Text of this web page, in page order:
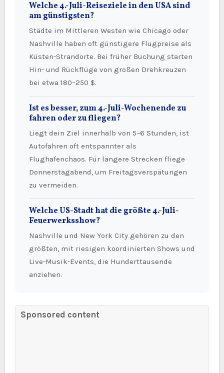
Welche 4.-Juli-Reiseziele in den USA sind
am günstigsten?
Städte im Mittleren Westen wie Chicago oder
Nashville haben oft günstigere Flugpreise als
Küsten-Strandorte. Bei früher Buchung starten
Hin- und Rückflüge von großen Drehkreuzen
bei etwa 180–250 $.
Ist es besser, zum 4.-Juli-Wochenende zu
fahren oder zu fliegen?
Liegt dein Ziel innerhalb von 5–6 Stunden, ist
Autofahren oft entspannter als
Flughafenchaos. Für längere Strecken fliege
Donnerstagabend, um Freitagsverspätungen
zu vermeiden.
Welche US-Stadt hat die größte 4.-Juli-
Feuerwerksshow?
Nashville und New York City gehören zu den
größten, mit riesigen koordinierten Shows und
Live-Musik-Events, die Hunderttausende
anziehen.
Sponsored content